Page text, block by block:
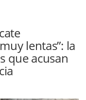
lentas”: la
que acusan